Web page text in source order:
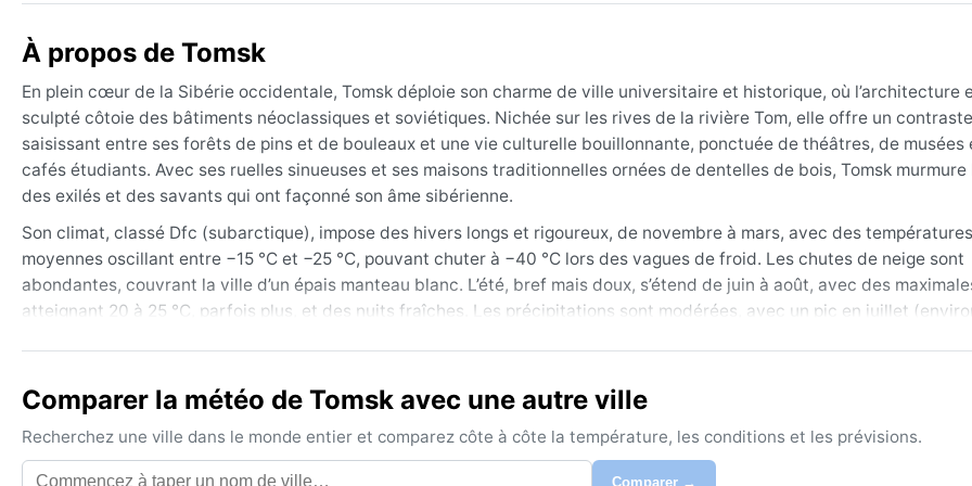
À propos de Tomsk
En plein cœur de la Sibérie occidentale, Tomsk déploie son charme de ville universitaire et historique, où l’architecture
sculpté côtoie des bâtiments néoclassiques et soviétiques. Nichée sur les rives de la rivière Tom, elle offre un contraste
saisissant entre ses forêts de pins et de bouleaux et une vie culturelle bouillonnante, ponctuée de théâtres, de musées
cafés étudiants. Avec ses ruelles sinueuses et ses maisons traditionnelles ornées de dentelles de bois, Tomsk
des exilés et des savants qui ont façonné son âme sibérienne.
Son climat, classé Dfc (subarctique), impose des hivers longs et rigoureux, de novembre à mars, avec des températures
moyennes oscillant entre −15 °C et −25 °C, pouvant chuter à −40 °C lors des vagues de froid. Les chutes de neige sont
abondantes, couvrant la ville d’un épais manteau blanc. L’été, bref mais doux, s’étend de juin à août, avec des
atteignant 20 à 25 °C, parfois plus, et des nuits fraîches. Les précipitations sont modérées, avec un pic en juillet
La meilleure période pour profiter de Tomsk sous un ciel clément reste la fin du printemps (mai–juin) ou le début de
(septembre), quand les températures sont agréables et le risque de pluie modéré. L’hiver, quoique rude, attire les
paysages enneigés et de patinoires. Notons un phénomène météo emblématique : les brouillards épais qui enveloppent
automne et au printemps, surtout le long de la Tom. Le sirocco est absent, mais les vents sibériens, secs et glacials,
Comparer la météo de Tomsk avec une autre ville
Recherchez une ville dans le monde entier et comparez côte à côte la température, les conditions et les prévisions.
Comparer →